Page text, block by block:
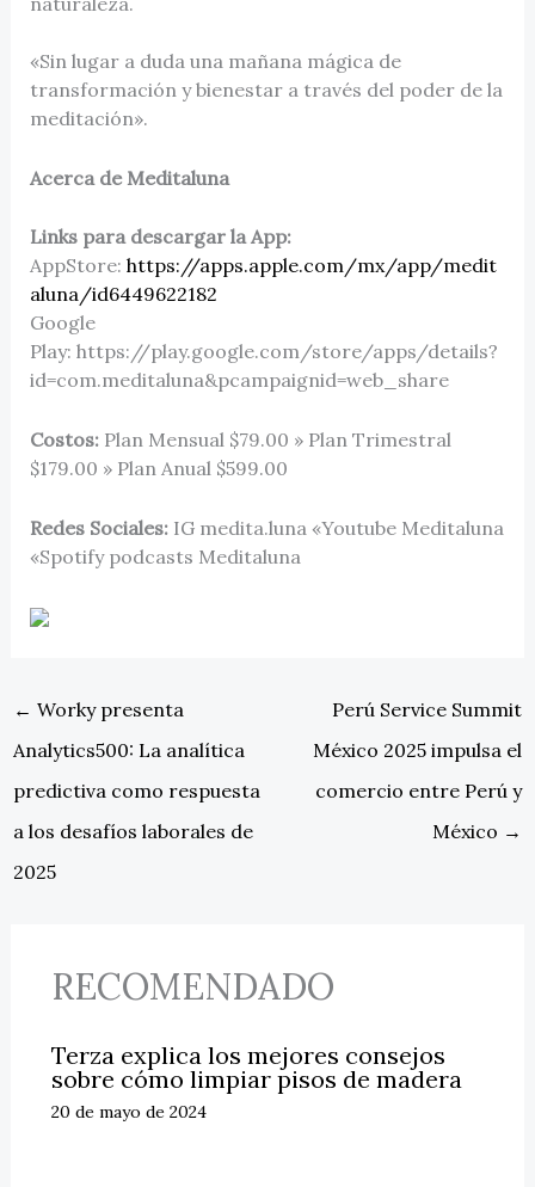
«Sin lugar a duda una mañana mágica de
transformación y bienestar a través del poder de la
meditación».
Acerca de Meditaluna
Links para descargar la App:
AppStore: https://apps.apple.com/mx/app/medit
aluna/id6449622182
Google
Play: https://play.google.com/store/apps/details?
id=com.meditaluna&pcampaignid=web_share
Costos:Plan Mensual $79.00 » Plan Trimestral
$179.00 » Plan Anual $599.00
Redes Sociales:IG medita.luna «Youtube Meditaluna
«Spotify podcasts Meditaluna
← Worky presenta
Analytics500: La analítica
predictiva como respuesta
a los desafíos laborales de
2025
Perú Service Summit
México 2025 impulsa el
comercio entre Perú y
México →
RECOMENDADO
Terza explica los mejores consejos
sobre cómo limpiar pisos de madera
20 de mayo de 2024